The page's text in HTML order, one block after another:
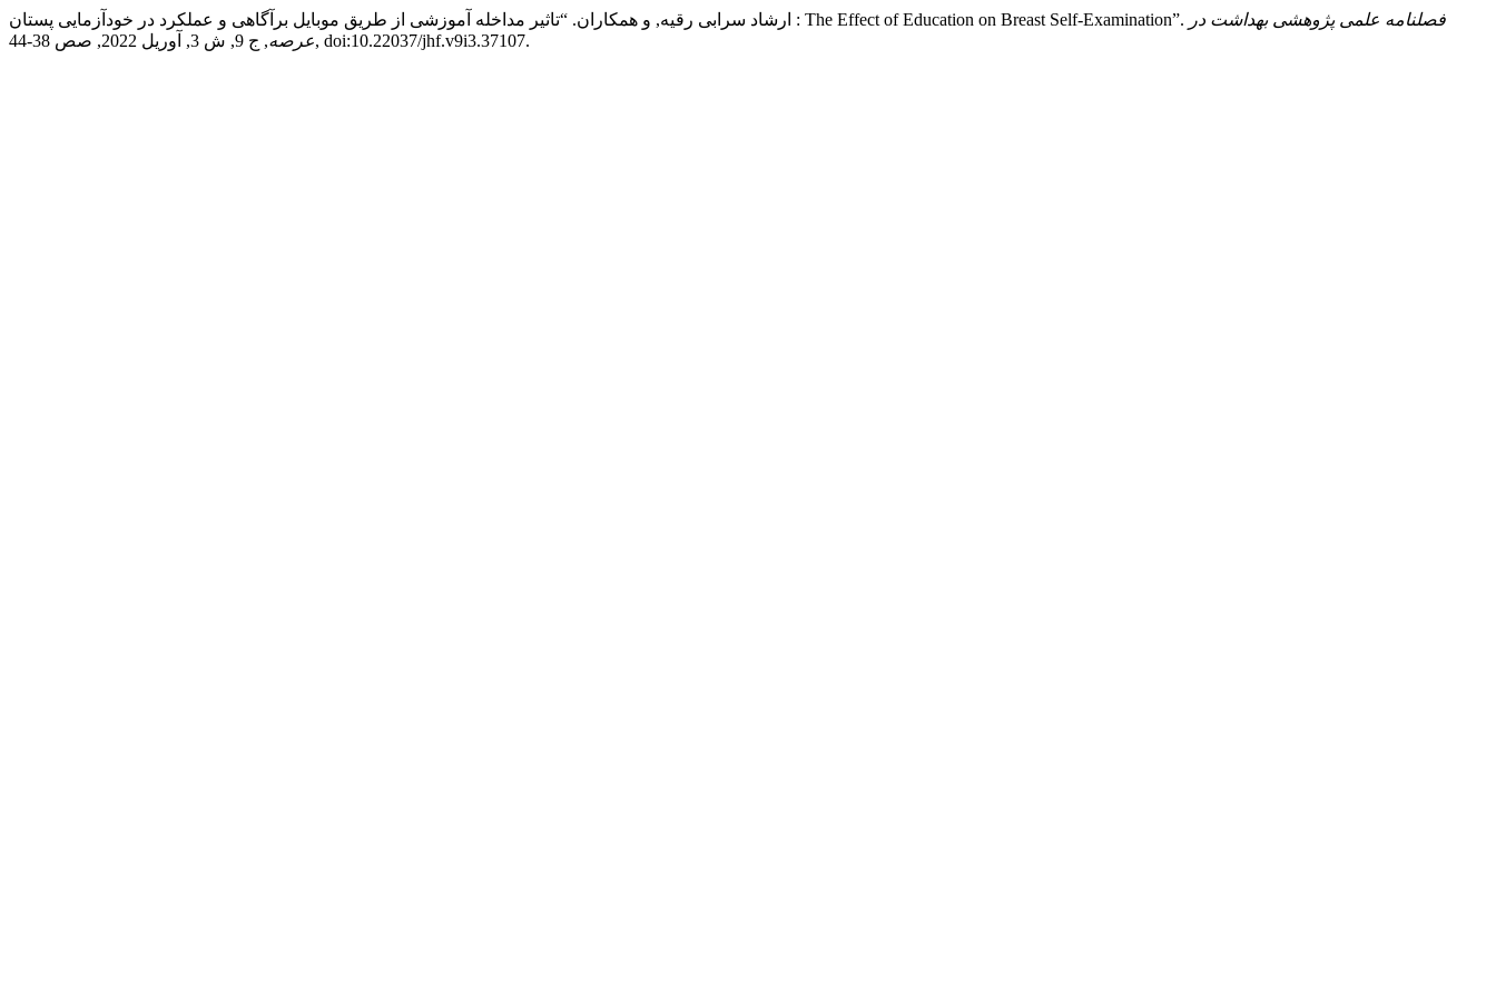
ارشاد سرابی رقیه, و همکاران. “تاثیر مداخله آموزشی از طریق موبایل برآگاهی و عملکرد در خودآزمایی پستان : The Effect of Education on Breast Self-Examination”. فصلنامه علمی پژوهشی بهداشت در
عرصه, ج 9, ش 3, آوریل 2022, صص 38-44, doi:10.22037/jhf.v9i3.37107.